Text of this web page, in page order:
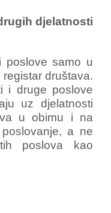
djelatnosti
poslove samo u
društava.
i druge poslove
uz djelatnosti
u obimu i na
a ne
poslova kao